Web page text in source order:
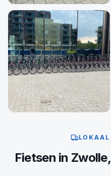
LOKAAL
Fietsen in Zwolle